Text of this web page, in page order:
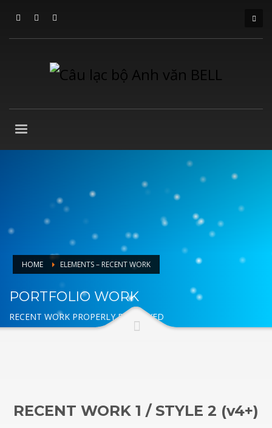
HOME ELEMENTS – RECENT WORK
PORTFOLIO WORK
RECENT WORK PROPERLY DISPLAYED
RECENT WORK 1 / STYLE 2 (v4+)